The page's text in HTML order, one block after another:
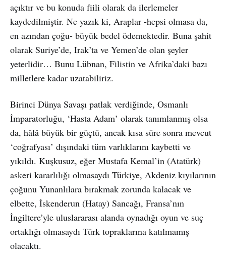
açıktır ve bu konuda fiili olarak da ilerlemeler
kaydedilmiştir. Ne yazık ki, Araplar -hepsi olmasa da,
en azından çoğu- büyük bedel ödemektedir. Buna şahit
olarak Suriye’de, Irak’ta ve Yemen’de olan şeyler
yeterlidir… Bunu Lübnan, Filistin ve Afrika’daki bazı
milletlere kadar uzatabiliriz.
Birinci Dünya Savaşı patlak verdiğinde, Osmanlı
İmparatorluğu, ‘Hasta Adam’ olarak tanımlanmış olsa
da, hâlâ büyük bir güçtü, ancak kısa süre sonra mevcut
‘coğrafyası’ dışındaki tüm varlıklarını kaybetti ve
yıkıldı. Kuşkusuz, eğer Mustafa Kemal’in (Atatürk)
askeri kararlılığı olmasaydı Türkiye, Akdeniz kıyılarının
çoğunu Yunanlılara bırakmak zorunda kalacak ve
elbette, İskenderun (Hatay) Sancağı, Fransa’nın
İngiltere’yle uluslararası alanda oynadığı oyun ve suç
ortaklığı olmasaydı Türk topraklarına katılmamış
olacaktı.